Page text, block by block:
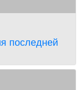
последней